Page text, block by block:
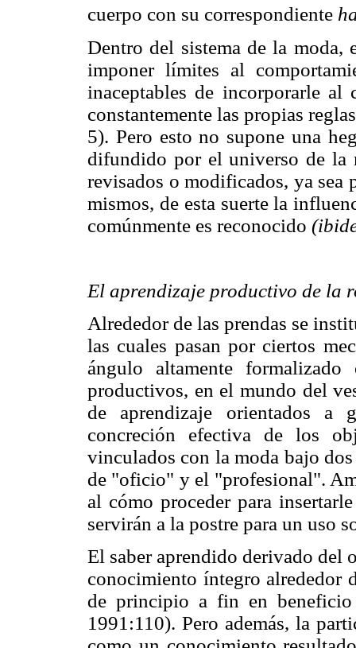
cuerpo con su correspondiente
Dentro del sistema de la moda,
imponer límites al
inaceptables de incorporarle
constantemente las propias
5). Pero esto no supone una
difundido por el universo de la
revisados o modificados, ya sea
mismos, de esta suerte la
comúnmente es reconocido
El aprendizaje productivo de la
Alrededor de las prendas se
las cuales pasan por ciertos
ángulo altamente
productivos, en el mundo del
de aprendizaje orientados a
concreción efectiva de los
vinculados con la moda bajo
de "oficio" y el "profesional".
al cómo proceder para
servirán a la postre para un uso
El saber aprendido derivado del
conocimiento íntegro alrededor
de principio a fin en
1991:110). Pero además, la